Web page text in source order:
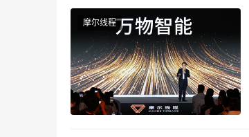
减少网络的传输，实现低延迟和高
配合COS既实现低成本同时达到高
Hadoop做集成，缓存的类型也可以
不同的缓存介质，性能提升可以到2
摩尔线程